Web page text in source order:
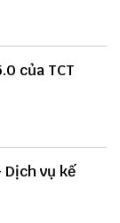
của TCT
Dịch vụ kế